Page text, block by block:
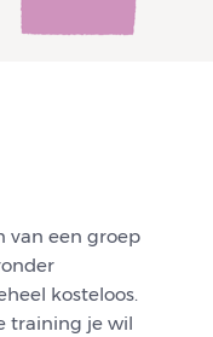
van een groep
kosteloos.
training je wil